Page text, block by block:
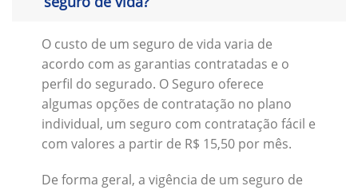
O custo de um seguro de vida varia de
acordo com as garantias contratadas e o
perfil do segurado. O Seguro oferece
algumas opções de contratação no plano
individual, um seguro com contratação fácil e
com valores a partir de R$ 15,50 por mês.
De forma geral, a vigência de um seguro de